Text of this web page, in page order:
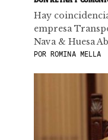
Hay
empresa
Nava & Huesa
POR ROMINA MELLA